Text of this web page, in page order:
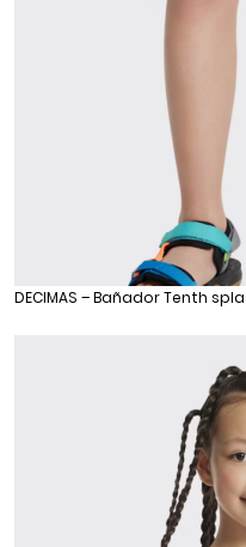
DECIMAS – Bañador Tenth